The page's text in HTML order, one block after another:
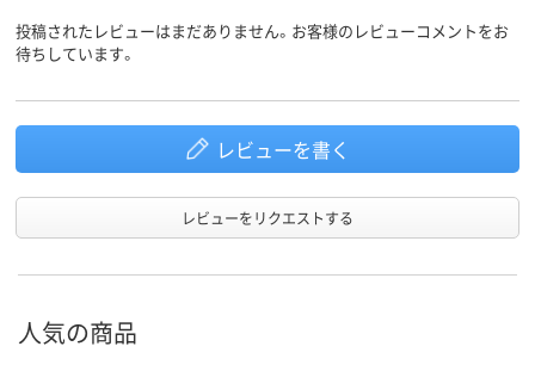
投稿されたレビューはまだありません。お客様のレビューコメントをお
待ちしています。
レビューを書く
レビューをリクエストする
人気の商品